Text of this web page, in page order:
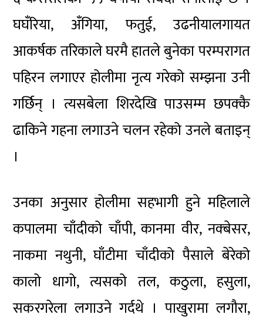
घघँरिया, अँगिया, फतुई, उढनीयालगायत
आकर्षक तरिकाले घरमै हातले बुनेका परम्परागत
पहिरन लगाएर होलीमा नृत्य गरेको सम्झना उनी
गर्छिन् । त्यसबेला शिरदेखि पाउसम्म छपक्कै
ढाकिने गहना लगाउने चलन रहेको उनले बताइन्
।
उनका अनुसार होलीमा सहभागी हुने महिलाले
कपालमा चाँदीको चाँपी, कानमा वीर, नक्बेसर,
नाकमा नथुनी, घाँटीमा चाँदीको पैसाले बेरेको
कालो धागो, त्यसको तल, कठुला, हसुला,
सकरगरेला लगाउने गर्दथे । पाखुरामा लगौरा,